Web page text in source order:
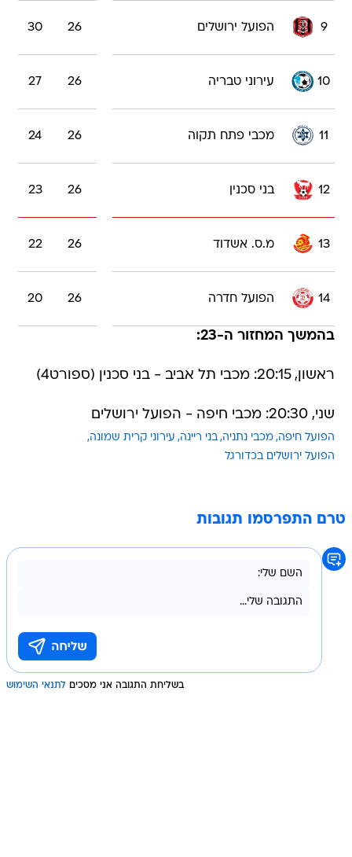
9 הפועל ירושלים 26
30
10 עירוני טבריה 26
27
11 מכבי פתח תקוה 26
24
12 בני סכנין 26
23
13 מ.ס. אשדוד 26
22
14 הפועל חדרה 26
20
בהמשך המחזור ה-23:
ראשון, 20:15: מכבי תל אביב - בני סכנין (ספורט4)
שני, 20:30: מכבי חיפה - הפועל ירושלים
הפועל חיפה מכבי נתניה בני ריינה עירוני קרית שמונה
הפועל ירושלים בכדורגל
טרם התפרסמו תגובות
בשליחת התגובה אני מסכים לתנאי השימוש